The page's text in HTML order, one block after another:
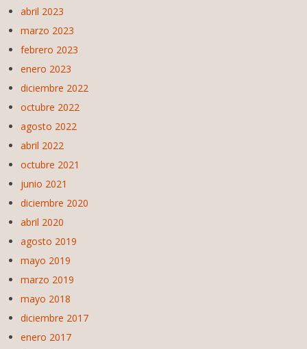
abril 2023
marzo 2023
febrero 2023
enero 2023
diciembre 2022
octubre 2022
agosto 2022
abril 2022
octubre 2021
junio 2021
diciembre 2020
abril 2020
agosto 2019
mayo 2019
marzo 2019
mayo 2018
diciembre 2017
enero 2017